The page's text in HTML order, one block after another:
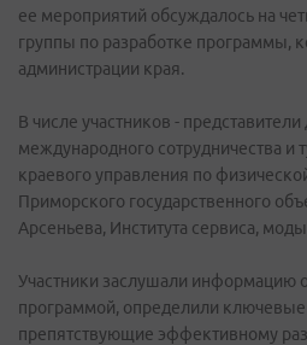
ее мероприятий обсуждалось на
группы по разработке программы,
администрации края.
В числе участников - представители
международного сотрудничества и
краевого управления по
Приморского государственного
Арсеньева, Института сервиса,
Участники заслушали информацию
программой, определили
препятствующие эффективному